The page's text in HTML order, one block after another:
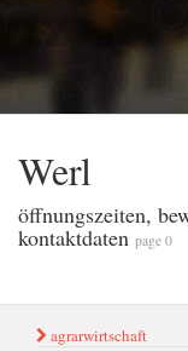
Werl
öffnungszeiten,
kontaktdaten page 0
agrarwirtschaft